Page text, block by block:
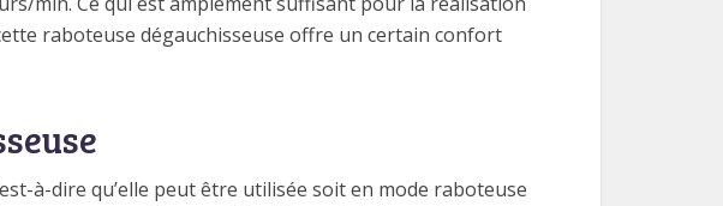
raboteuse dégauchisseuse offre un certain confort
à-dire qu’elle peut être utilisée soit en mode raboteuse